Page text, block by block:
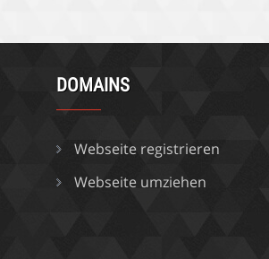
DOMAINS
Webseite registrieren
Webseite umziehen